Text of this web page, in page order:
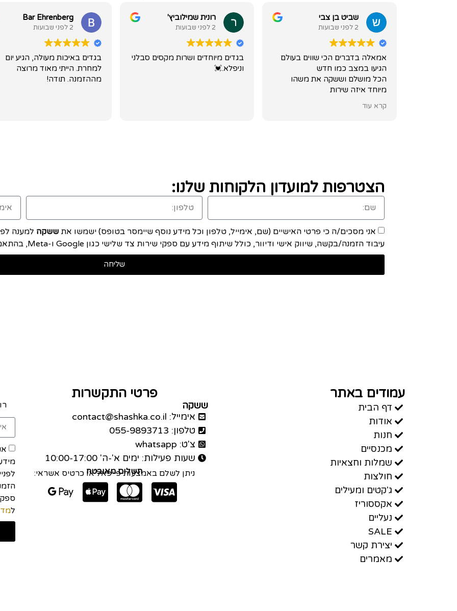
Bar Ehrenberg
2 לפני שבועות
בגדים באיכות מעולה, הגיע יום
למחרת. הייתי מאוד מרוצה
מההזמנה. תודה!
רונית שמילוביץ'
2 לפני שבועות
בגדים מיוחדים ושרות מקסים סבלני
וניפלא.💓
שביט בן צבי
2 לפני שבועות
אמאלה בדברים הכי שווים בעולם
הגיעו במצב כמו חדש
הכל מושלם וששקה את משהו
מיוחד איזה שירות
קרא עוד
הצטרפות למועדון הלקוחות שלנו:
אני מסכים/ה כי פרטי האישיים (שם, אימייל, טלפון וכל מידע נוסף שיימסר בטופס) ישמשו את ששקה למענה
עיבוד הזמנה/בקשה, שיווק אישי ודיוור, כולל שיתוף מידע עם ספקי שירות צד שלישי כגון Google ו-Meta, בהתאם ל
שליחה
עמודים באתר
דף הבית
אודות
חנות
מכנסיים
שמלות וחצאיות
חולצות
ג'קטים ומעילים
אקססוריז
נעליים
SALE
יצירת קשר
מאמרים
פרטי התקשרות
ששקה
אימייל: contact@shashka.co.il
טלפון: 055-9893713
צ'ט: whatsapp
שעות פעילות: ימים א'-ה' 10:00-17:00
תשלום מאובטח
ניתן לשלם באמצעות פייפאל או כרטיס אשראי:
ל